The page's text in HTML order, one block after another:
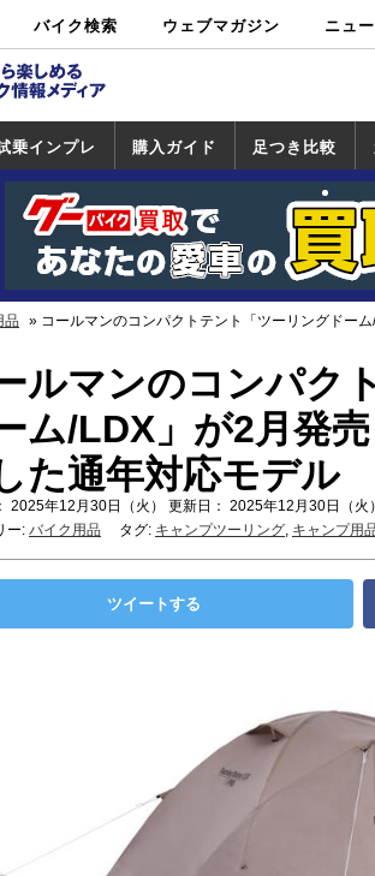
バイク検索
中古バイ
ク・新車検
カタログ検
索
ショップ検
索
ウェブマガジン ニュ
乗インプレ
試乗インプレ
一覧
ホンダ
ヤマハ
スズキ
カワサキ
ハーレー
BMW
トライアンフ
ドゥカティ
購入ガイド
一覧
足つき比較
品 コールマンのコンパクトテント「ツーリングドー
ルマンのコンパク
ム/LDX」が2月発
た通年対応モデル
2025年12月30日（火） 更新日： 2025年12月30日（火）
ー: バイク用品 タグ: キャンプツーリング, キャンプ用
ツイートする